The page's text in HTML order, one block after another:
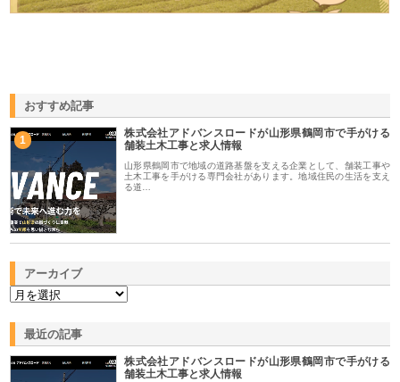
おすすめ記事
1
株式会社アドバンスロードが山形県鶴岡市で手がける
舗装土木工事と求人情報
山形県鶴岡市で地域の道路基盤を支える企業として、舗装工事や
土木工事を手がける専門会社があります。地域住民の生活を支え
る道…
アーカイブ
最近の記事
株式会社アドバンスロードが山形県鶴岡市で手がける
舗装土木工事と求人情報